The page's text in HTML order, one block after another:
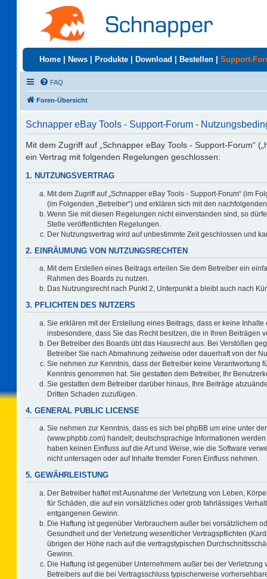
Home News Produkte Download Bestellen Support-
FAQ
Foren-Übersicht
Schnapper eBay Tools - Support-Forum -
Mit dem Zugriff auf „Schnapper eBay Tools - Support-Forum“
ein Vertrag mit folgenden Regelungen geschlossen:
1. NUTZUNGSVERTRAG
Mit dem Zugriff auf „Schnapper eBay Tools - Support-Forum“ (im
(im Folgenden „Betreiber“) und erklären sich mit den
Wenn Sie mit diesen Regelungen nicht einverstanden sind, so
Stelle veröffentlichten Regelungen.
Der Nutzungsvertrag wird auf unbestimmte Zeit geschlossen und
2. EINRÄUMUNG VON NUTZUNGSRECHTEN
Mit dem Erstellen eines Beitrags erteilen Sie dem Betreiber ein
Rahmen des Boards zu nutzen.
Das Nutzungsrecht nach Punkt 2, Unterpunkt a bleibt auch nach
3. PFLICHTEN DES NUTZERS
Sie erklären mit der Erstellung eines Beitrags, dass er keine
insbesondere, dass Sie das Recht besitzen, die in Ihren Beiträgen
Der Betreiber des Boards übt das Hausrecht aus. Bei Verstößen
Betreiber Sie nach Abmahnung zeitweise oder dauerhaft von der
Sie nehmen zur Kenntnis, dass der Betreiber keine Verantwortung
Kenntnis genommen hat. Sie gestatten dem Betreiber, Ihr
Sie gestatten dem Betreiber darüber hinaus, Ihre Beiträge
Dritten Schaden zuzufügen.
4. GENERAL PUBLIC LICENSE
Sie nehmen zur Kenntnis, dass es sich bei phpBB um eine unter der
(www.phpbb.com) handelt; deutschsprachige Informationen
haben keinen Einfluss auf die Art und Weise, wie die Software
nicht untersagen oder auf Inhalte fremder Foren Einfluss nehmen.
5. GEWÄHRLEISTUNG
Der Betreiber haftet mit Ausnahme der Verletzung von Leben,
für Schäden, die auf ein vorsätzliches oder grob fahrlässiges
entgangenen Gewinn.
Die Haftung ist gegenüber Verbrauchern außer bei vorsätzlichem
Gesundheit und der Verletzung wesentlicher Vertragspflichten
übrigen der Höhe nach auf die vertragstypischen
Gewinn.
Die Haftung ist gegenüber Unternehmern außer bei der
Betreibers auf die bei Vertragsschluss typischerweise